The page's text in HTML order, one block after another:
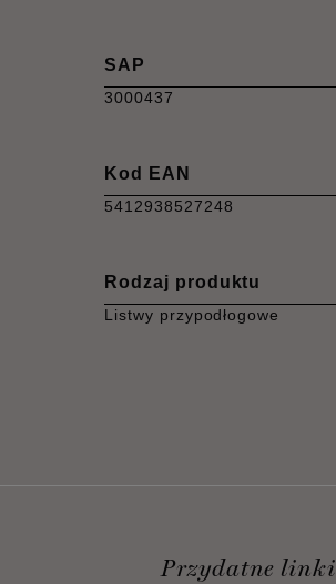
SAP
3000437
Kod EAN
5412938527248
Rodzaj produktu
Listwy przypodłogowe
Przydatne linki